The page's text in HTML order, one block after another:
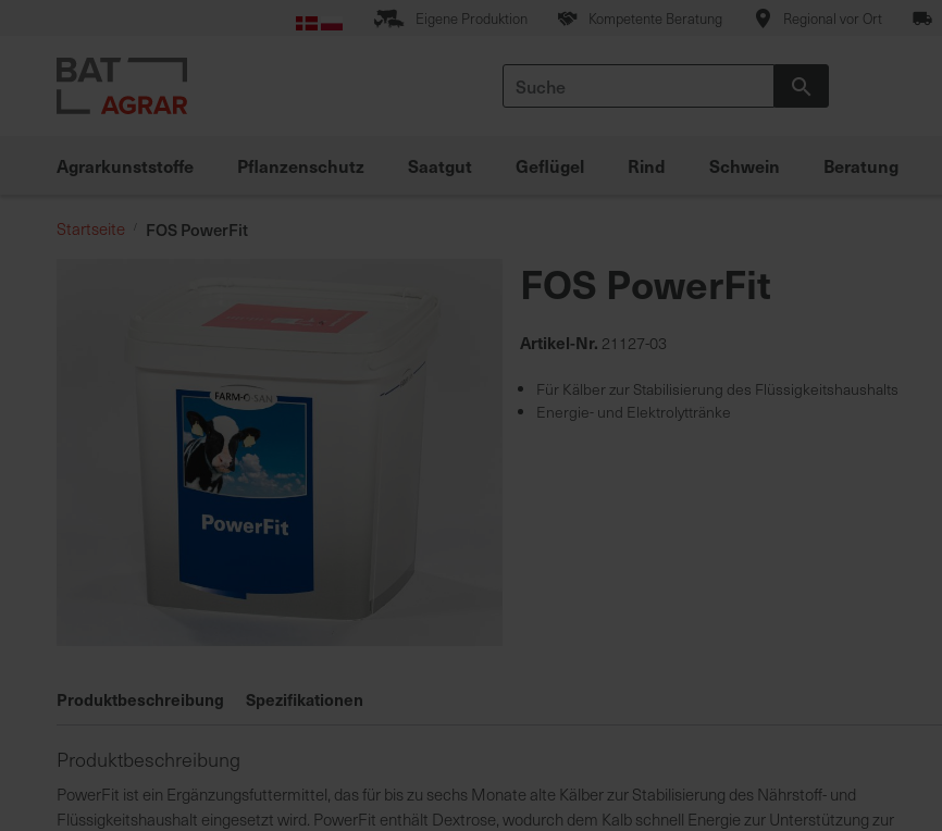
springen
Eigene Produktion Kompetente Beratung Regional vor Ort
Suche
Agrarkunststoffe Pflanzenschutz Saatgut Geflügel Rind Schwein Beratung
Startseite FOS PowerFit
der
springen
FOS PowerFit
Artikel-Nr. 21127-03
Für Kälber zur Stabilisierung des Flüssigkeitshaushalts
Energie- und Elektrolyttränke
Produktbeschreibung Spezifikationen
Produktbeschreibung
PowerFit ist ein Ergänzungsfuttermittel, das für bis zu sechs Monate alte Kälber zur Stabilisierung des Nährstoff- und
Flüssigkeitshaushalt eingesetzt wird. PowerFit enthält Dextrose, wodurch dem Kalb schnell Energie zur Unterstützung zur